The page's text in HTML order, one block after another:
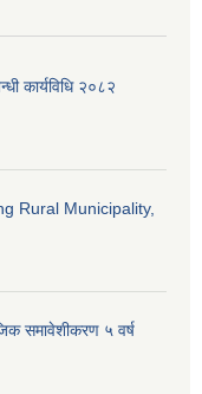
कार्यविधि २०८२
Rural Municipality,
समावेशीकरण ५ वर्ष